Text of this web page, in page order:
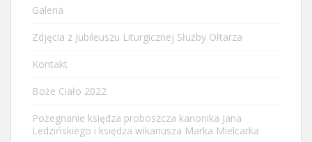
Galeria
Zdjęcia z Jubileuszu Liturgicznej Służby Ołtarza
Kontakt
Boże Ciało 2022
Pożegnanie księdza proboszcza kanonika Jana
Ledzińskiego i księdza wikariusza Marka Mielcarka